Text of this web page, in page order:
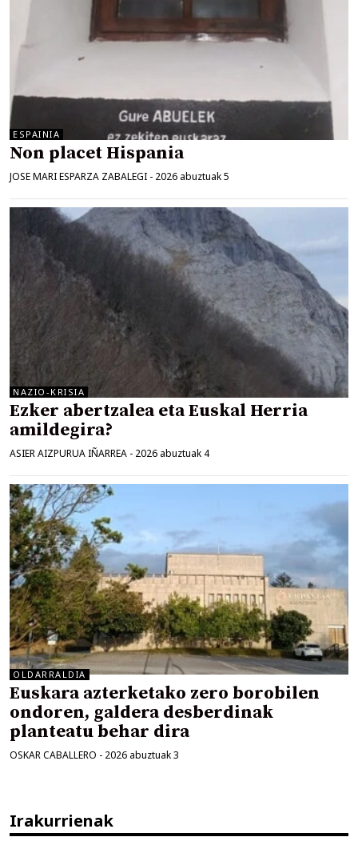
ESPAINIA
Non placet Hispania
JOSE MARI ESPARZA ZABALEGI - 2026 abuztuak 5
NAZIO-KRISIA
Ezker abertzalea eta Euskal Herria
amildegira?
ASIER AIZPURUA IÑARREA - 2026 abuztuak 4
OLDARRALDIA
Euskara azterketako zero borobilen
ondoren, galdera desberdinak
planteatu behar dira
OSKAR CABALLERO - 2026 abuztuak 3
Irakurrienak